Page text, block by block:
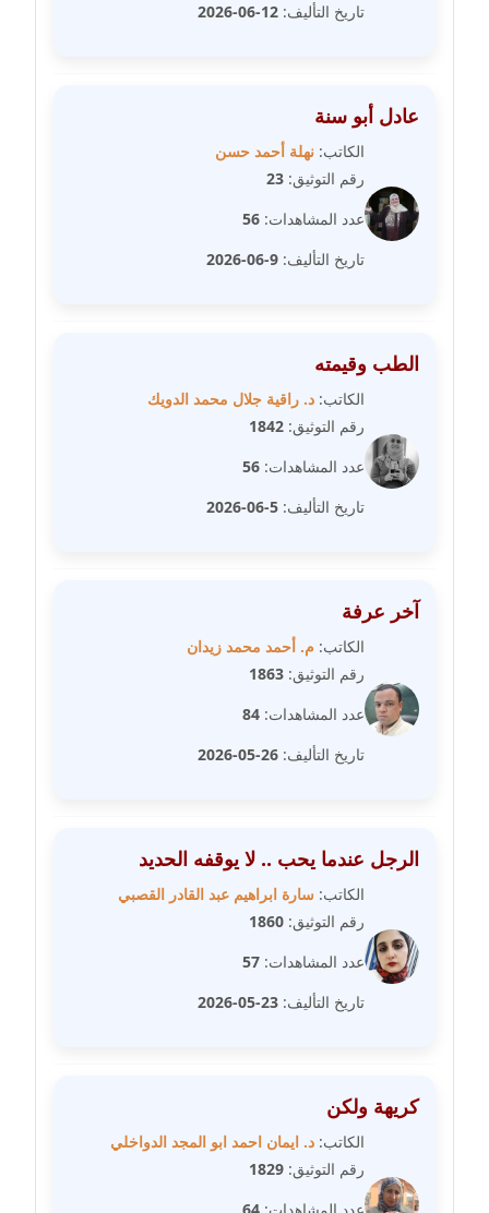
عاملة
مدونة سهام كمال
عاملة
مدونة سهر صيام
عاملة
مدونة سهير عسكر
عاملة
مدونة سوزان بهنسي
عاملة
مدونة شادي الربابعة
عاملة
مدونة شرف الدين محمد
مدونة شيماء الجمل
عاملة
مدونة شيماء حسني
مدونة شيماء عصام
عاملة
مدونة شيماء عمارة
تاريخ التأليف: 12-06-2026
عادل أبو سنة
الكاتب: نهلة أحمد حسن
رقم التوثيق: 23
عدد المشاهدات: 56
تاريخ التأليف: 9-06-2026
الطب وقيمته
الكاتب: د. راقية جلال محمد الدويك
رقم التوثيق: 1842
عدد المشاهدات: 56
تاريخ التأليف: 5-06-2026
آخر عرفة
الكاتب: م. أحمد محمد زيدان
رقم التوثيق: 1863
عدد المشاهدات: 84
تاريخ التأليف: 26-05-2026
الرجل عندما يحب .. لا يوقفه الحديد
الكاتب: سارة ابراهيم عبد القادر القصبي
رقم التوثيق: 1860
عدد المشاهدات: 57
تاريخ التأليف: 23-05-2026
كريهة ولكن
الكاتب: د. ايمان احمد ابو المجد الدواخلي
رقم التوثيق: 1829